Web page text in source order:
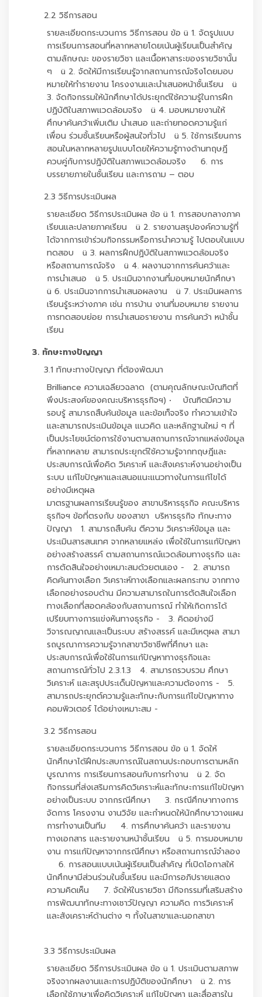
2.2 วิธีการสอน
รายละเอียดกระบวนการ วิธีการสอน ข้อ ü 1. จัดรูปแบบ
การเรียนการสอนที่หลากหลายโดยเน้นผู้เรียนเป็นสำคัญ
ตามลักษณะ ของรายวิชา และเนื้อหาสาระของรายวิชานั้น
ๆ ü 2. จัดให้มีการเรียนรู้จากสถานการณ์จริงโดยมอบ
หมายให้ทำรายงาน โครงงานและนำเสนอหน้าชั้นเรียน ü
3. จัดกิจกรรมให้นักศึกษาได้ประยุกต์ใช้ความรู้ในการฝึก
ปฏิบัติในสภาพแวดล้อมจริง ü 4. มอบหมายงานให้
ศึกษาค้นคว้าเพิ่มเติม นำเสนอ และถ่ายทอดความรู้แก่
เพื่อน ร่วมชั้นเรียนหรือผู้สนใจทั่วไป ü 5. ใช้การเรียนการ
สอนในหลากหลายรูปแบบโดยให้ความรู้ทางด้านทฤษฎี
ควบคู่กับการปฏิบัติในสภาพแวดล้อมจริง 6. การ
บรรยายภายในชั้นเรียน และการถาม – ตอบ
2.3 วิธีการประเมินผล
รายละเอียด วิธีการประเมินผล ข้อ ü 1. การสอบกลางภาค
เรียนและปลายภาคเรียน ü 2. รายงานสรุปองค์ความรู้ที่
ได้จากการเข้าร่วมกิจกรรมหรือการนำความรู้ ไปตอบในแบบ
ทดสอบ ü 3. ผลการฝึกปฏิบัติในสภาพแวดล้อมจริง
หรือสถานการณ์จริง ü 4. ผลงานจากการค้นคว้าและ
การนำเสนอ ü 5. ประเมินจากงานที่มอบหมายนักศึกษา
ü 6. ประเมินจากการนำเสนอผลงาน ü 7. ประเมินผลการ
เรียนรู้ระหว่างภาค เช่น การบ้าน งานที่มอบหมาย รายงาน
การทดสอบย่อย การนำเสนอรายงาน การค้นคว้า หน้าชั้น
เรียน
3. ทักษะทางปัญญา
3.1 ทักษะทางปัญญา ที่ต้องพัฒนา
Brilliance ความเฉลียวฉลาด (ตามคุณลักษณะบัณฑิตที่
พึงประสงค์ของคณะบริหารธุรกิจฯ) • บัณฑิตมีความ
รอบรู้ สามารถสืบค้นข้อมูล และข้อเท็จจริง ทำความเข้าใจ
และสามารถประเมินข้อมูล แนวคิด และหลักฐานใหม่ ๆ ที่
เป็นประโยชน์ต่อการใช้งานตามสถานการณ์จากแหล่งข้อมูล
ที่หลากหลาย สามารถประยุกต์ใช้ความรู้จากทฤษฎีและ
ประสบการณ์เพื่อคิด วิเคราะห์ และสังเคราะห์งานอย่างเป็น
ระบบ แก้ไขปัญหาและเสนอแนะแนวทางในการแก้ไขได้
อย่างมีเหตุผล
มาตรฐานผลการเรียนรู้ของ สาขาบริหารธุรกิจ คณะบริหาร
ธุรกิจฯ ข้อที่ตรงกับ ของสาขา บริหารธุรกิจ ทักษะทาง
ปัญญา 1. สามารถสืบค้น ตีความ วิเคราะห์ข้อมูล และ
ประเมินสารสนเทศ จากหลายแหล่ง เพื่อใช้ในการแก้ปัญหา
อย่างสร้างสรรค์ ตามสถานการณ์แวดล้อมทางธุรกิจ และ
การตัดสินใจอย่างเหมาะสมด้วยตนเอง - 2. สามารถ
คิดค้นทางเลือก วิเคราะห์ทางเลือกและผลกระทบ จากทาง
เลือกอย่างรอบด้าน มีความสามารถในการตัดสินใจเลือก
ทางเลือกที่สอดคล้องกับสถานการณ์ ทำให้เกิดการได้
เปรียบทางการแข่งหันทางธุรกิจ - 3. คิดอย่างมี
วิจารณญาณและเป็นระบบ สร้างสรรค์ และมีเหตุผล สามา
รถบูรณาการความรู้จากสาขาวิชาชีพที่ศึกษา และ
ประสบการณ์เพื่อใช้ในการแก้ปัญหาทางธุรกิจและ
สถานการณ์ทั่วไป 2.3.1.3 4. สามารถรวบรวม ศึกษา
วิเคราะห์ และสรุปประเด็นปัญหาและความต้องการ - 5.
สามารถประยุกต์ความรู้และทักษะกับการแก้ไขปัญหาทาง
คอมพิวเตอร์ ได้อย่างเหมาะสม -
3.2 วิธีการสอน
รายละเอียดกระบวนการ วิธีการสอน ข้อ ü 1. จัดให้
นักศึกษาได้ฝึกประสบการณ์ในสถานประกอบการตามหลัก
บูรณาการ การเรียนการสอนกับการทำงาน ü 2. จัด
กิจกรรมที่ส่งเสริมการคิดวิเคราะห์และทักษะการแก้ไขปัญหา
อย่างเป็นระบบ จากกรณีศึกษา 3. กรณีศึกษาทางการ
จัดการ โครงงาน งานวิจัย และกำหนดให้นักศึกษาวางแผน
การทำงานเป็นทีม 4. การศึกษาค้นคว้า และรายงาน
ทางเอกสาร และรายงานหน้าชั้นเรียน ü 5. การมอบหมาย
งาน การแก้ปัญหาจากกรณีศึกษา หรือสถานการณ์จำลอง
6. การสอนแบบเน้นผู้เรียนเป็นสำคัญ ที่เปิดโอกาสให้
นักศึกษามีส่วนร่วมในชั้นเรียน และมีการอภิปรายแสดง
ความคิดเห็น 7. จัดให้ในรายวิชา มีกิจกรรมที่เสริมสร้าง
การพัฒนาทักษะทางเชาว์ปัญญา ความคิด การวิเคราะห์
และสังเคราะห์ด้านต่าง ๆ ทั้งในสาขาและนอกสาขา
3.3 วิธีการประเมินผล
รายละเอียด วิธีการประเมินผล ข้อ ü 1. ประเมินตามสภาพ
จริงจากผลงานและการปฏิบัติของนักศึกษา ü 2. การ
เลือกใช้ภาษาเพื่อคิดวิเคราะห์ แก้ไขปัญหา และสื่อสารใน